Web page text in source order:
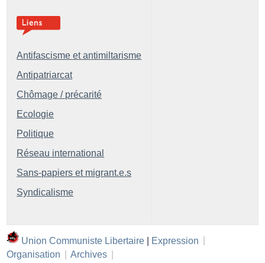
Antifascisme et antimiltarisme
Antipatriarcat
Chômage / précarité
Ecologie
Politique
Réseau international
Sans-papiers et migrant.e.s
Syndicalisme
Union Communiste Libertaire | Expression
Organisation
Archives